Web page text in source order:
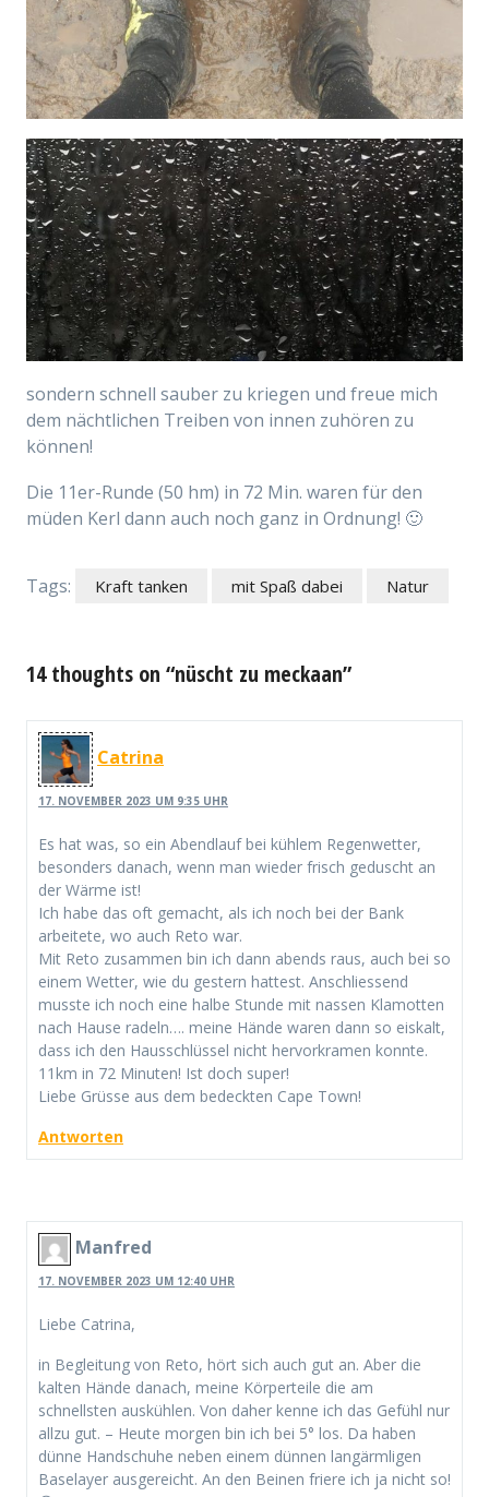
sondern schnell sauber zu kriegen und freue mich
dem nächtlichen Treiben von innen zuhören zu
können!
Die 11er-Runde (50 hm) in 72 Min. waren für den
müden Kerl dann auch noch ganz in Ordnung! 🙂
Tags: Kraft tanken mit Spaß dabei Natur
14 thoughts on “nüscht zu meckaan”
Catrina
17. NOVEMBER 2023 UM 9:35 UHR
Es hat was, so ein Abendlauf bei kühlem Regenwetter,
besonders danach, wenn man wieder frisch geduscht an
der Wärme ist!
Ich habe das oft gemacht, als ich noch bei der Bank
arbeitete, wo auch Reto war.
Mit Reto zusammen bin ich dann abends raus, auch bei so
einem Wetter, wie du gestern hattest. Anschliessend
musste ich noch eine halbe Stunde mit nassen Klamotten
nach Hause radeln…. meine Hände waren dann so eiskalt,
dass ich den Hausschlüssel nicht hervorkramen konnte.
11km in 72 Minuten! Ist doch super!
Liebe Grüsse aus dem bedeckten Cape Town!
Antworten
Manfred
17. NOVEMBER 2023 UM 12:40 UHR
Liebe Catrina,
in Begleitung von Reto, hört sich auch gut an. Aber die
kalten Hände danach, meine Körperteile die am
schnellsten auskühlen. Von daher kenne ich das Gefühl nur
allzu gut. – Heute morgen bin ich bei 5° los. Da haben
dünne Handschuhe neben einem dünnen langärmligen
Baselayer ausgereicht. An den Beinen friere ich ja nicht so!